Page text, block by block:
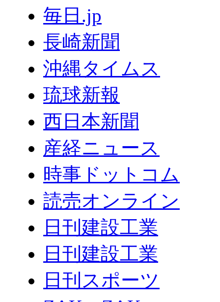
毎日.jp
長崎新聞
沖縄タイムス
琉球新報
西日本新聞
産経ニュース
時事ドットコム
読売オンライン
日刊建設工業
日刊建設工業
日刊スポーツ